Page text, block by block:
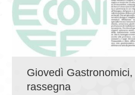
Giovedì
rassegna